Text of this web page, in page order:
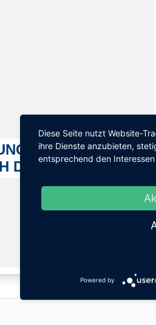
VERGLEICH:
DIE BESTEN
Diese Seite nutzt Website-
ihre Dienste anzubieten,
entsprechend den
Powered by